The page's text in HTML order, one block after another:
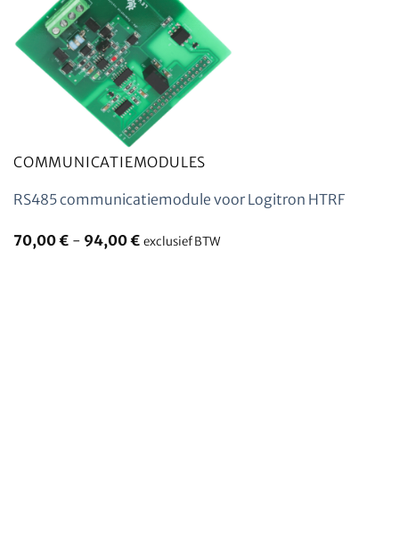
COMMUNICATIEMODULES
RS485 communicatiemodule voor Logitron HTRF
70,00€ - 94,00€ exclusief BTW